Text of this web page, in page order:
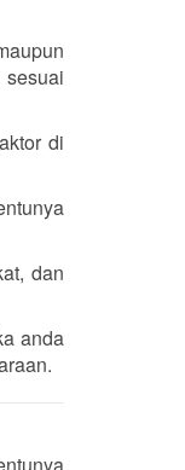
di
dan
anda